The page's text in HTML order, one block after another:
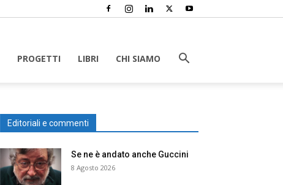
PROGETTI LIBRI CHI SIAMO
Editoriali e commenti
Se ne è andato anche Guccini
8 Agosto 2026